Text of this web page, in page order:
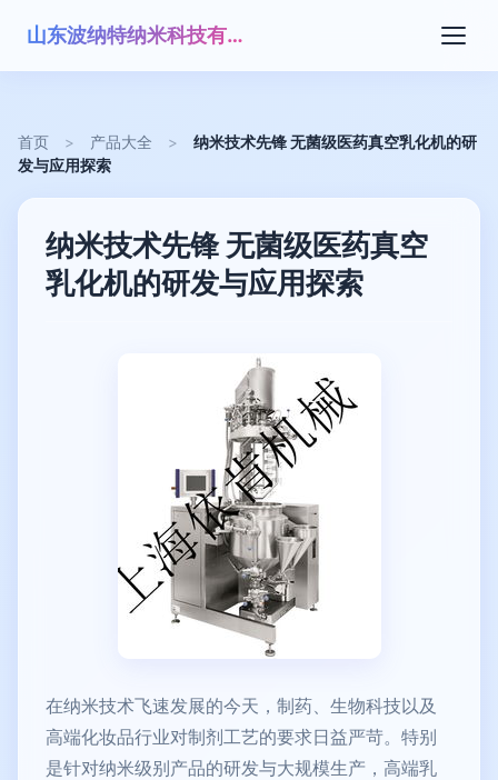
山东波纳特纳米科技有限公司
首页 > 产品大全 >
纳米技术先锋 无菌级医药真空乳化机的研
发与应用探索
纳米技术先锋 无菌级医药真空
乳化机的研发与应用探索
在纳米技术飞速发展的今天，制药、生物科技以及
高端化妆品行业对制剂工艺的要求日益严苛。特别
是针对纳米级别产品的研发与大规模生产，高端乳